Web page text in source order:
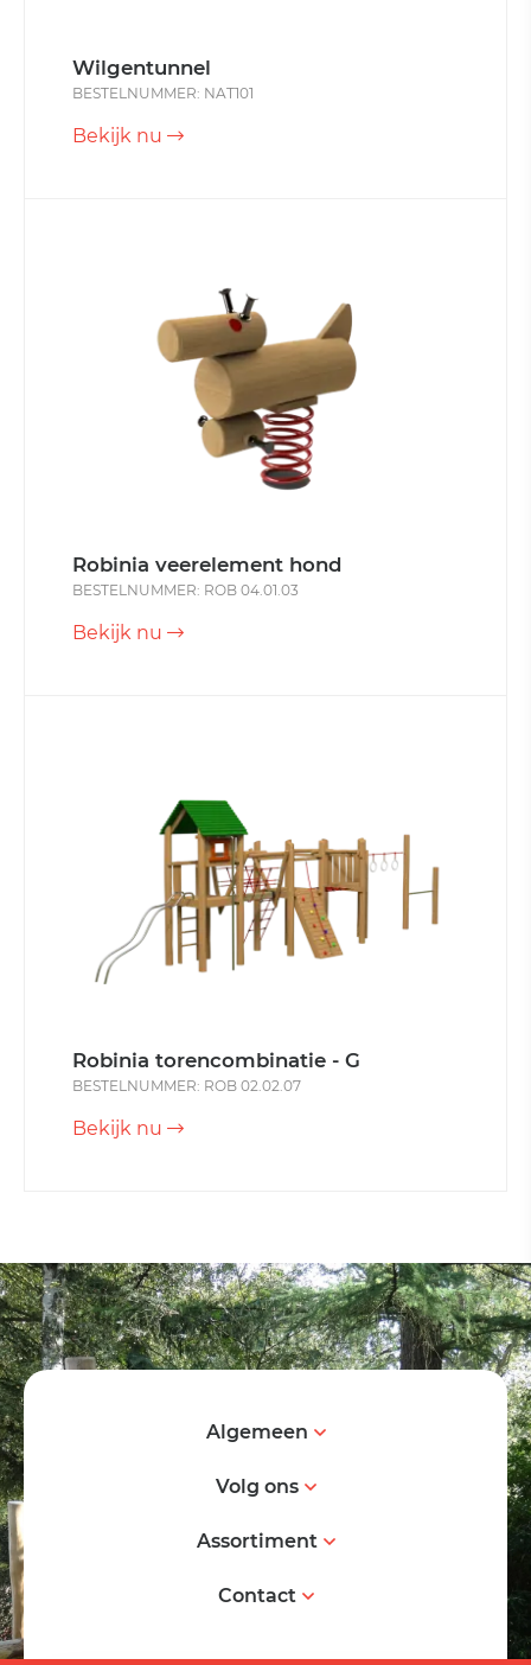
Wilgentunnel
BESTELNUMMER: NAT101
Bekijk nu
Robinia veerelement hond
BESTELNUMMER: ROB 04.01.03
Bekijk nu
Robinia torencombinatie - G
BESTELNUMMER: ROB 02.02.07
Bekijk nu
Algemeen
Volg ons
Assortiment
Contact